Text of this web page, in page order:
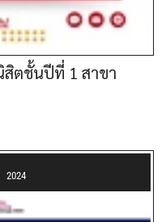
ตชั้นปีที่ 1 สาขา
2024